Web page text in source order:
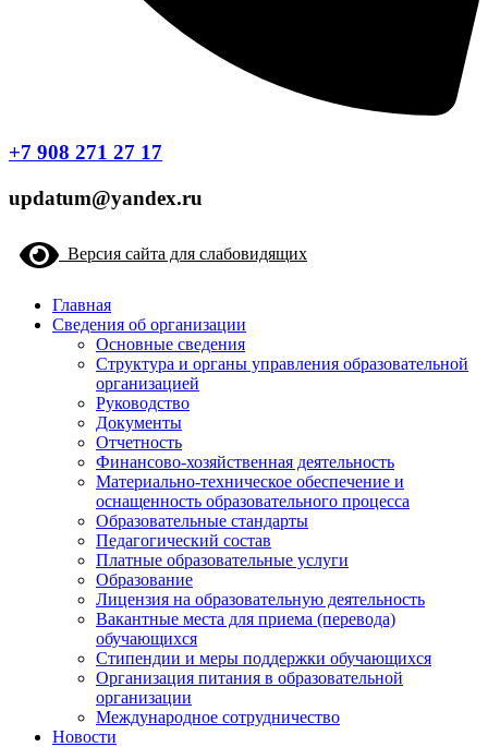
+7 908 271 27 17
updatum@yandex.ru
Версия сайта для слабовидящих
Главная
Сведения об организации
Основные сведения
Структура и органы управления образовательной
организацией
Руководство
Документы
Отчетность
Финансово-хозяйственная деятельность
Материально-техническое обеспечение и
оснащенность образовательного процесса
Образовательные стандарты
Педагогический состав
Платные образовательные услуги
Образование
Лицензия на образовательную деятельность
Вакантные места для приема (перевода)
обучающихся
Стипендии и меры поддержки обучающихся
Организация питания в образовательной
организации
Международное сотрудничество
Новости